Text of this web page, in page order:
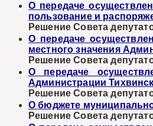
О передаче
пользование и
Решение Совета
О передаче
местного значения
Решение Совета
О передаче
Администрации
Решение Совета
О бюджете
Решение Совета